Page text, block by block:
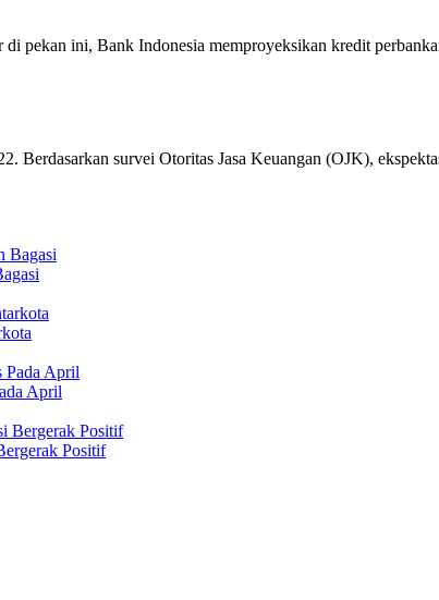
pekan ini, Bank Indonesia memproyeksikan kredit
Berdasarkan survei Otoritas Jasa Keuangan (OJK),
April
Positif